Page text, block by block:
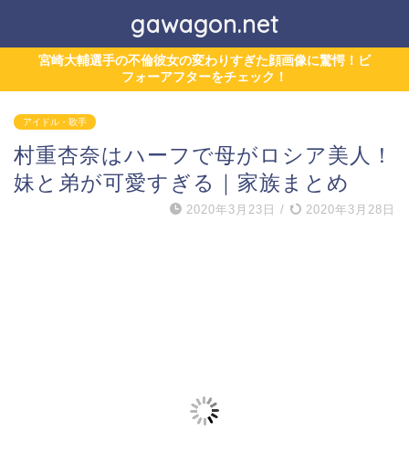
gawagon.net
宮崎大輔選手の不倫彼女の変わりすぎた顔画像に驚愕！ビ
フォーアフターをチェック！
アイドル・歌手
村重杏奈はハーフで母がロシア美人！
妹と弟が可愛すぎる｜家族まとめ
2020年3月23日 / 2020年3月28日